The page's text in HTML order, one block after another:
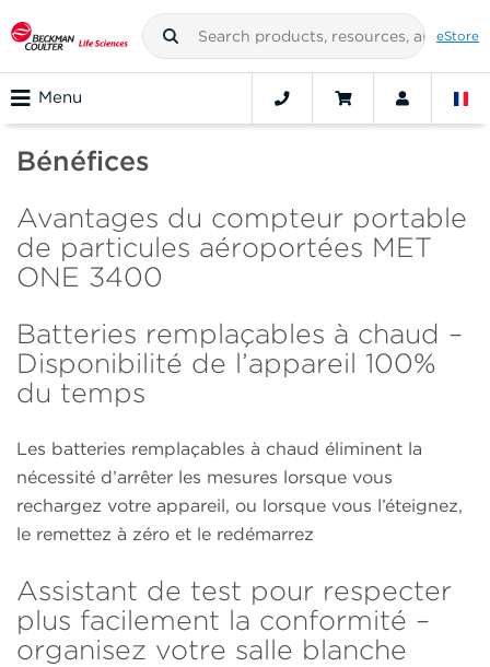
eStore
Menu
Bénéfices
Avantages du compteur portable
de particules aéroportées MET
ONE 3400
Batteries remplaçables à chaud –
Disponibilité de l’appareil 100%
du temps
Les batteries remplaçables à chaud éliminent la
nécessité d’arrêter les mesures lorsque vous
rechargez votre appareil, ou lorsque vous l’éteignez,
le remettez à zéro et le redémarrez
Assistant de test pour respecter
plus facilement la conformité –
organisez votre salle blanche